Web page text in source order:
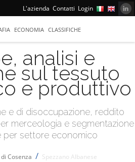
L'azienda Contatti Login
ECONOMIA CLASSIFICHE
analisi e
sul tessuto
e produttivo
e di disoccupazione, reddito
merceologia e segmentazione
per settore economico
Cosenza / Spezzano Albanese